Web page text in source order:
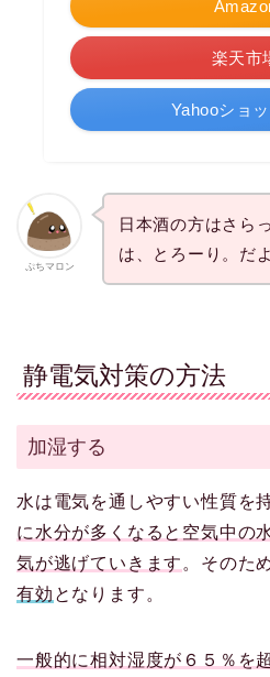
楽天市
Yahooショ
ぷちマロン
日本酒の方はさら
は、とろーり。だよ
静電気対策の方法
加湿する
水は電気を通しやすい性質を
に水分が多くなると空気中の
気が逃げていきます 。そのた
有効 となります。
一般的に相対湿度が６５％を